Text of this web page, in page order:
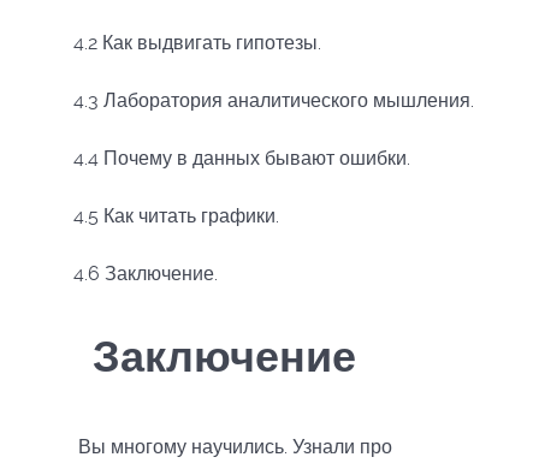
4.2 Как выдвигать гипотезы.
4.3 Лаборатория аналитического мышления.
4.4 Почему в данных бывают ошибки.
4.5 Как читать графики.
4.6 Заключение.
Заключение
Вы многому научились. Узнали про